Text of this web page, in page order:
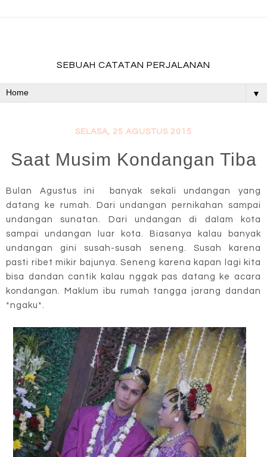
SEBUAH CATATAN PERJALANAN
▼
SELASA, 25 AGUSTUS 2015
Saat Musim Kondangan Tiba
Bulan Agustus ini banyak sekali undangan yang
datang ke rumah. Dari undangan pernikahan sampai
undangan sunatan. Dari undangan di dalam kota
sampai undangan luar kota. Biasanya kalau banyak
undangan gini susah-susah seneng. Susah karena
pasti ribet mikir bajunya. Seneng karena kapan lagi kita
bisa dandan cantik kalau nggak pas datang ke acara
kondangan. Maklum ibu rumah tangga jarang dandan
*ngaku*.